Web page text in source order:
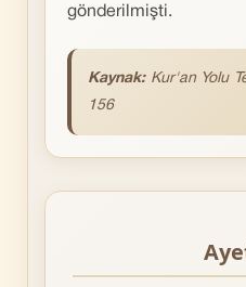
gönderilmişti.
Kaynak: Kur'an Yolu
156